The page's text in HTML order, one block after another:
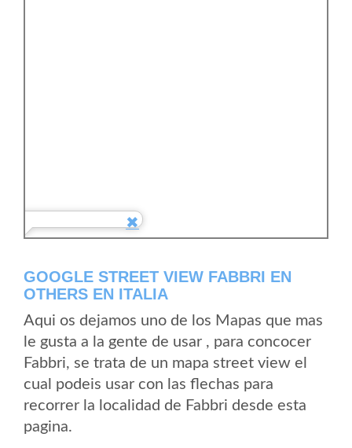
GOOGLE STREET VIEW FABBRI EN
OTHERS EN ITALIA
Aqui os dejamos uno de los Mapas que mas
le gusta a la gente de usar , para concocer
Fabbri, se trata de un mapa street view el
cual podeis usar con las flechas para
recorrer la localidad de Fabbri desde esta
pagina.